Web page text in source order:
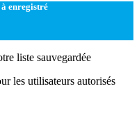
enregistré
liste sauvegardée
les utilisateurs autorisés